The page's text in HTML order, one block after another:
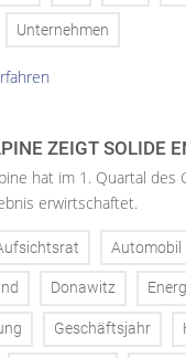
Unternehmen
ZEIGT SOLIDE
hat im 1. Quartal des
erwirtschaftet.
Automobil
Donawitz
Geschäftsjahr